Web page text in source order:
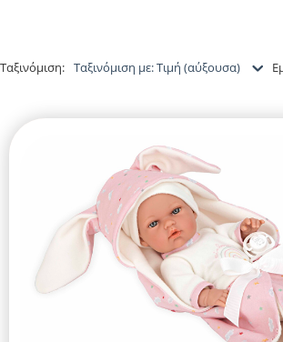
Ταξινόμιση: Ταξινόμιση με: Τιμή (αύξουσα)